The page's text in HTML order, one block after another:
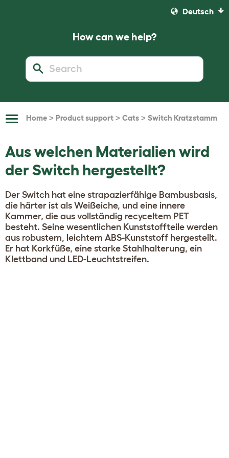
Deutsch
How can we help?
ToggleHome > Product support > Cats > Switch Kratzstamm
Aus welchen Materialien wird
der Switch hergestellt?
Der Switch hat eine strapazierfähige Bambusbasis,
die härter ist als Weißeiche, und eine innere
Kammer, die aus vollständig recyceltem PET
besteht. Seine wesentlichen Kunststoffteile werden
aus robustem, leichtem ABS-Kunststoff hergestellt.
Er hat Korkfüße, eine starke Stahlhalterung, ein
Klettband und LED-Leuchtstreifen.